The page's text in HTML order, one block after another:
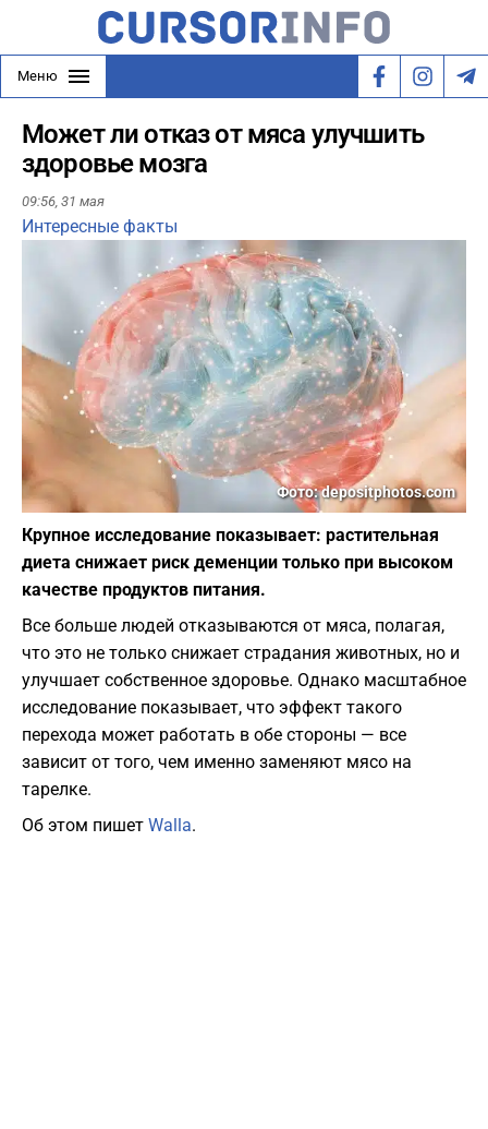
Меню
Может ли отказ от мяса улучшить
здоровье мозга
09:56, 31 мая
Интересные факты
Фото: depositphotos.com
Крупное исследование показывает: растительная
диета снижает риск деменции только при высоком
качестве продуктов питания.
Все больше людей отказываются от мяса, полагая,
что это не только снижает страдания животных, но и
улучшает собственное здоровье. Однако масштабное
исследование показывает, что эффект такого
перехода может работать в обе стороны — все
зависит от того, чем именно заменяют мясо на
тарелке.
Об этом пишет Walla.